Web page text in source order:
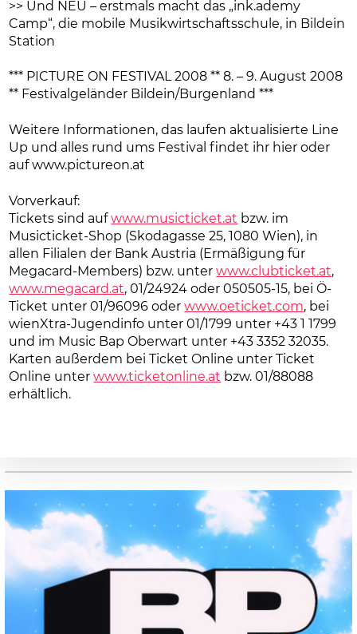
>> Und NEU – erstmals macht das „ink.ademy
Camp“, die mobile Musikwirtschaftsschule, in Bildein
Station
*** PICTURE ON FESTIVAL 2008 ** 8. – 9. August 2008
** Festivalgeländer Bildein/Burgenland ***
Weitere Informationen, das laufen aktualisierte Line
Up und alles rund ums Festival findet ihr hier oder
auf www.pictureon.at
Vorverkauf:
Tickets sind aufwww.musicticket.at bzw. im
Musicticket-Shop (Skodagasse 25, 1080 Wien), in
allen Filialen der Bank Austria (Ermäßigung für
Megacard-Members) bzw. unterwww.clubticket.at,
www.megacard.at, 01/24924 oder 050505-15, bei Ö-
Ticket unter 01/96096 oderwww.oeticket.com, bei
wienXtra-Jugendinfo unter 01/1799 unter +43 1 1799
und im Music Bap Oberwart unter +43 3352 32035.
Karten außerdem bei Ticket Online unter Ticket
Online unterwww.ticketonline.at bzw. 01/88088
erhältlich.